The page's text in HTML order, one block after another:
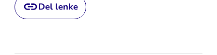
Del lenke